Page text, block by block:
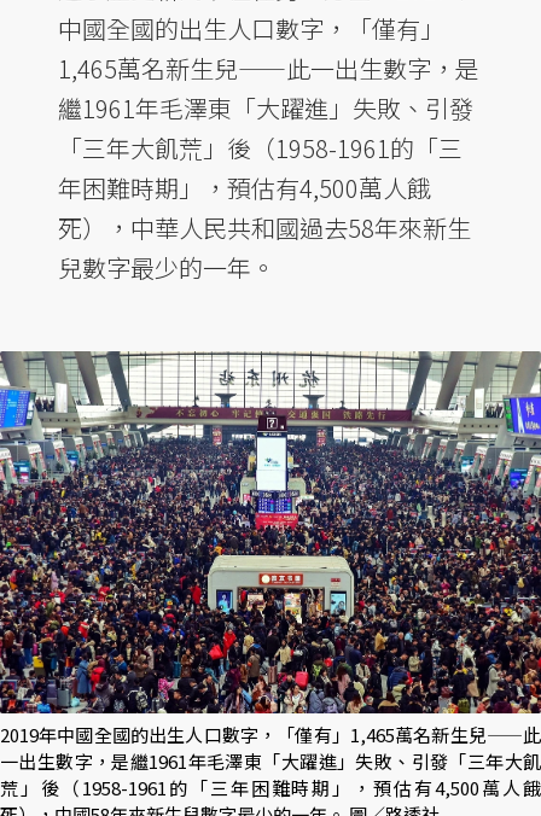
中國全國的出生人口數字，「僅有」
1,465萬名新生兒——此一出生數字，是
繼1961年毛澤東「大躍進」失敗、引發
「三年大飢荒」後（1958-1961的「三
年困難時期」，預估有4,500萬人餓
死），中華人民共和國過去58年來新生
兒數字最少的一年。
2019年中國全國的出生人口數字，「僅有」1,465萬名新生兒——此
一出生數字，是繼1961年毛澤東「大躍進」失敗、引發「三年大飢
荒」後（1958-1961的「三年困難時期」，預估有4,500萬人餓